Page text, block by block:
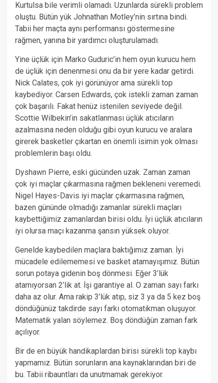
Kurtulsa bile verimli olamadı. Uzunlarda sürekli problem
oluştu. Bütün yük Johnathan Motley’nin sırtına bindi.
Tabii her maçta aynı performansı göstermesine
rağmen, yanına bir yardımcı oluşturulamadı.
Yine üçlük için Marko Guduric’in hem oyun kurucu hem
de üçlük için denenmesi onu da bir yere kadar getirdi.
Nick Calates, çok iyi görünüyor ama sürekli top
kaybediyor. Carsen Edwards, çok istekli zaman zaman
çok başarılı. Fakat henüz istenilen seviyede değil.
Scottie Wilbekin’in sakatlanması üçlük atıcıların
azalmasına neden olduğu gibi oyun kurucu ve aralara
girerek basketler çıkartan en önemli isimin yok olması
problemlerin başı oldu.
Dyshawn Pierre, eski gücünden uzak. Zaman zaman
çok iyi maçlar çıkarmasına rağmen bekleneni veremedi.
Nigel Hayes-Davis iyi maçlar çıkarmasına rağmen,
bazen gününde olmadığı zamanlar sürekli maçları
kaybettiğimiz zamanlardan birisi oldu. İyi üçlük atıcıların
iyi olursa maçı kazanma şansın yüksek oluyor.
Genelde kaybedilen maçlara baktığımız zaman. İyi
mücadele edilememesi ve basket atamayışımız. Bütün
sorun potaya gidenin boş dönmesi. Eğer 3’lük
atamıyorsan 2’lik at. İşi garantiye al. O zaman sayı farkı
daha az olur. Ama rakip 3’lük atıp, siz 3 ya da 5 kez boş
döndüğünüz takdirde sayı farkı otomatikman oluşuyor.
Matematik yalan söylemez. Boş döndüğün zaman fark
açılıyor.
Bir de en büyük handikaplardan birisi sürekli top kaybı
yapmamız. Bütün sorunların ana kaynaklarından biri de
bu. Tabii ribauntları da unutmamak gerekiyor.